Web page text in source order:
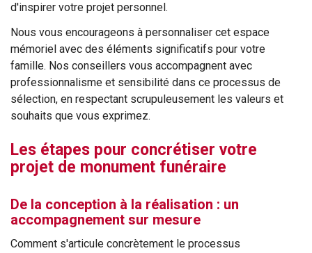
d'inspirer votre projet personnel.
Nous vous encourageons à personnaliser cet espace
mémoriel avec des éléments significatifs pour votre
famille. Nos conseillers vous accompagnent avec
professionnalisme et sensibilité dans ce processus de
sélection, en respectant scrupuleusement les valeurs et
souhaits que vous exprimez.
Les étapes pour concrétiser votre
projet de monument funéraire
De la conception à la réalisation : un
accompagnement sur mesure
Comment s'articule concrètement le processus